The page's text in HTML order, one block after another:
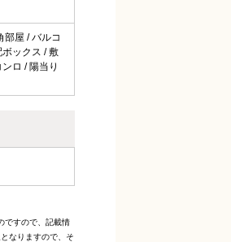
部屋 / バルコ
ックス / 敷
ロ / 陽当り
ですので、記載情
なりますので、そ